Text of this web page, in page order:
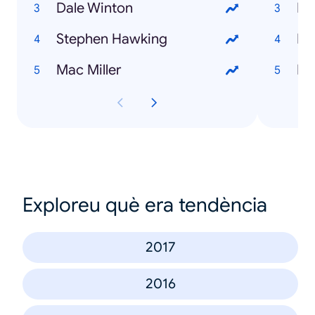
Dale Winton
Stephen Hawking
Mac Miller
Exploreu què era tendència
2017
2016